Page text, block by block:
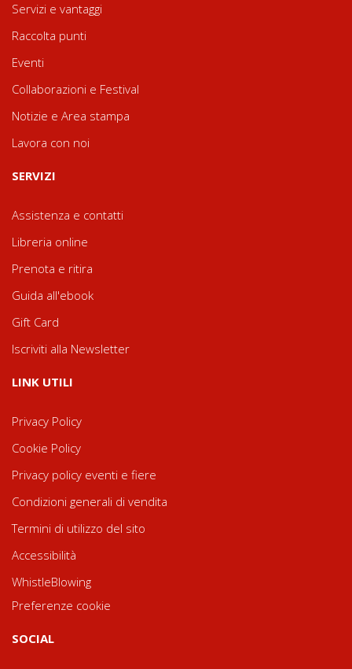
Servizi e vantaggi
Raccolta punti
Eventi
Collaborazioni e Festival
Notizie e Area stampa
Lavora con noi
SERVIZI
Assistenza e contatti
Libreria online
Prenota e ritira
Guida all'ebook
Gift Card
Iscriviti alla Newsletter
LINK UTILI
Privacy Policy
Cookie Policy
Privacy policy eventi e fiere
Condizioni generali di vendita
Termini di utilizzo del sito
Accessibilità
WhistleBlowing
Preferenze cookie
SOCIAL